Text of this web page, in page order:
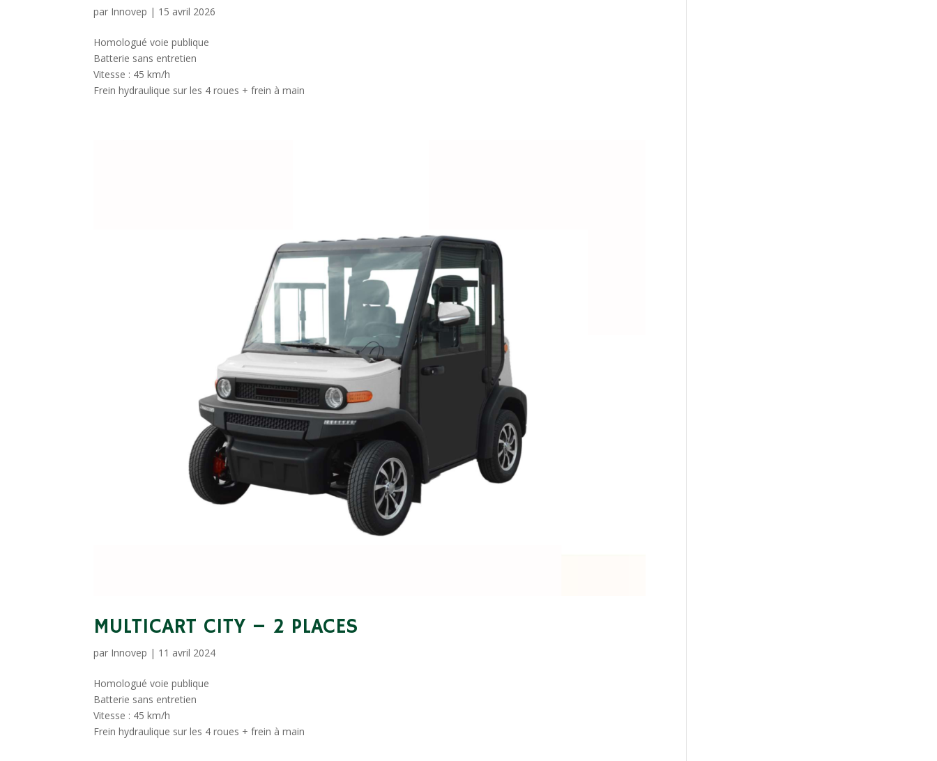
par Innovep | 15 avril 2026
Homologué voie publique
Batterie sans entretien
Vitesse : 45 km/h
Frein hydraulique sur les 4 roues + frein à main
MULTICART CITY – 2 PLACES
par Innovep | 11 avril 2024
Homologué voie publique
Batterie sans entretien
Vitesse : 45 km/h
Frein hydraulique sur les 4 roues + frein à main